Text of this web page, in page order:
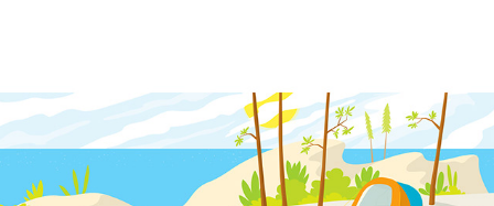
MEDITERRANEAN